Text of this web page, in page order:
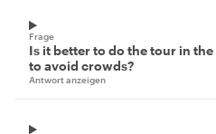
Frage
Is it better to do the tour in
to avoid crowds?
Antwort anzeigen